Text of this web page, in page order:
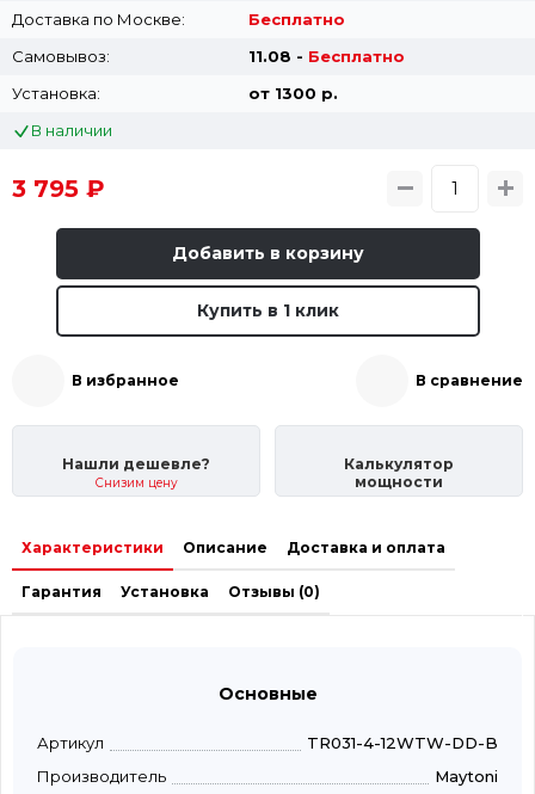
Доставка по Москве:
Бесплатно
Самовывоз:
11.08 - Бесплатно
Установка:
от 1300 p.
В наличии
3 795 ₽
Добавить в корзину
Купить в 1 клик
В избранное В сравнение
Нашли дешевле?
Снизим цену
Калькулятор
мощности
Характеристики Описание Доставка и оплата
Гарантия Установка Отзывы (0)
Основные
Артикул
TR031-4-12WTW-DD-B
Производитель
Maytoni